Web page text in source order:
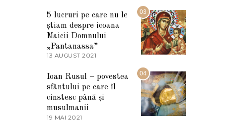
A
R
T
I
2
2
2
03
5 lucruri pe care nu le
știam despre icoana
Maicii Domnului
„Pantanassa”
13 AUGUST 2021
U
G
U
S
04
Ioan Rusul – povestea
sfântului pe care îl
cinstesc până și
musulmanii
19 MAI 2021